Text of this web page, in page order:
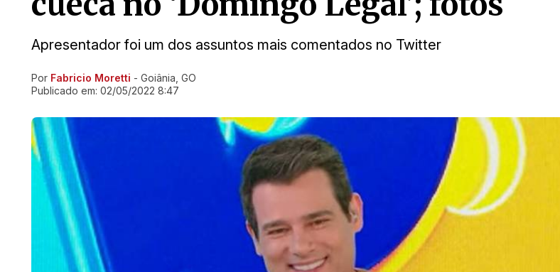
Apresentador foi um dos assuntos mais comentados no Twitter
Ir direto pra matéria
Por Fabricio Moretti - Goiânia, GO
Publicado em: 02/05/2022 8:47